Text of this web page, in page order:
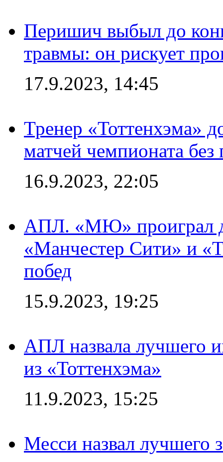
Перишич выбыл до
травмы: он рискует
17.9.2023, 14:45
Тренер «Тоттенхэма»
матчей чемпионата
16.9.2023, 22:05
АПЛ. «МЮ» проиграл
«Манчестер Сити» и
побед
15.9.2023, 19:25
АПЛ назвала лучшего
из «Тоттенхэма»
11.9.2023, 15:25
Месси назвал лучшего